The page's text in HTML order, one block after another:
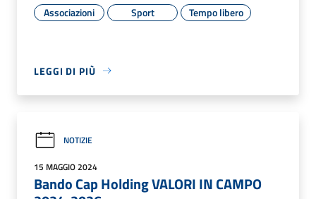
Associazioni Sport Tempo libero
LEGGI DI PIÙ
NOTIZIE
15 MAGGIO 2024
Bando Cap Holding VALORI IN CAMPO